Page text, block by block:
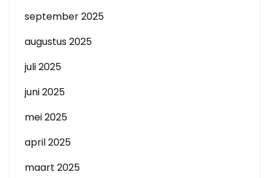
september 2025
augustus 2025
juli 2025
juni 2025
mei 2025
april 2025
maart 2025